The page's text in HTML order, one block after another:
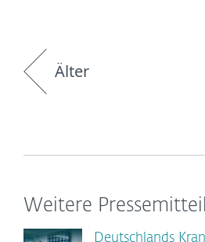
Älter
Weitere
Deutschlands